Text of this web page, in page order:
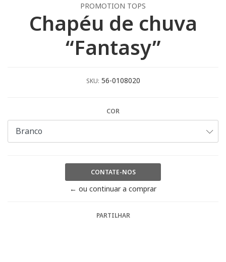
PROMOTION TOPS
Chapéu de chuva
“Fantasy”
SKU: 56-0108020
COR
CONTATE-NOS
← ou continuar a comprar
PARTILHAR